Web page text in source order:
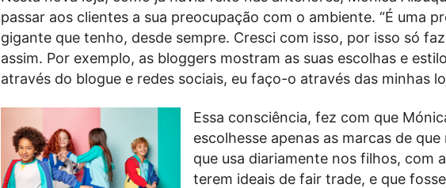
passar aos clientes a sua preocupação com o ambiente. “É uma
gigante que tenho, desde sempre. Cresci com isso, por isso só
assim. Por exemplo, as bloggers mostram as suas escolhas e
através do blogue e redes sociais, eu faço-o através das minhas
Essa consciência, fez com que
escolhesse apenas as marcas de
que usa diariamente nos filhos, com
terem ideais de fair trade, e que